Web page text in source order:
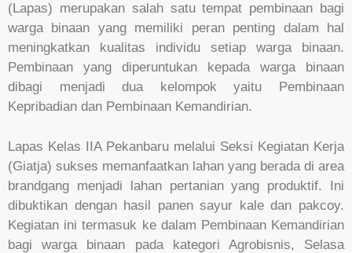
(Lapas) merupakan salah satu tempat pembinaan bagi
warga binaan yang memiliki peran penting dalam hal
meningkatkan kualitas individu setiap warga binaan.
Pembinaan yang diperuntukan kepada warga binaan
dibagi menjadi dua kelompok yaitu Pembinaan
Kepribadian dan Pembinaan Kemandirian.
Lapas Kelas IIA Pekanbaru melalui Seksi Kegiatan Kerja
(Giatja) sukses memanfaatkan lahan yang berada di area
brandgang menjadi lahan pertanian yang produktif. Ini
dibuktikan dengan hasil panen sayur kale dan pakcoy.
Kegiatan ini termasuk ke dalam Pembinaan Kemandirian
bagi warga binaan pada kategori Agrobisnis, Selasa